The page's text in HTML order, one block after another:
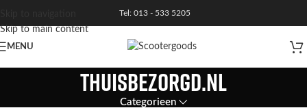
Skip to main content
Tel: 013 - 533 5205
MENU
thuisbezorgd.nl
Categorieen